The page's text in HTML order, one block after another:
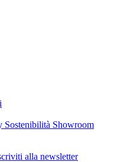
Sostenibilità Showroom
alla newsletter